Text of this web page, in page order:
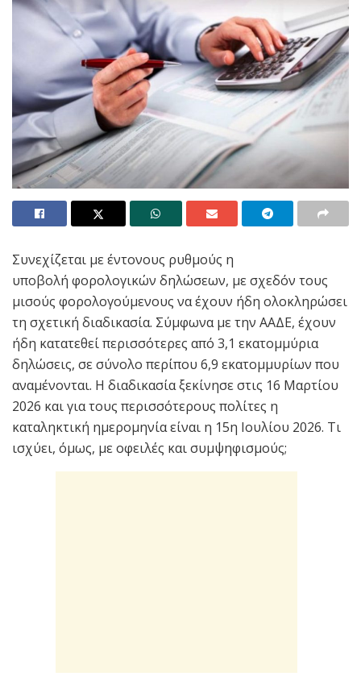
Συνεχίζεται με έντονους ρυθμούς η
υποβολή φορολογικών δηλώσεων, με σχεδόν τους
μισούς φορολογούμενους να έχουν ήδη ολοκληρώσει
τη σχετική διαδικασία. Σύμφωνα με την ΑΑΔΕ, έχουν
ήδη κατατεθεί περισσότερες από 3,1 εκατομμύρια
δηλώσεις, σε σύνολο περίπου 6,9 εκατομμυρίων που
αναμένονται. Η διαδικασία ξεκίνησε στις 16 Μαρτίου
2026 και για τους περισσότερους πολίτες η
καταληκτική ημερομηνία είναι η 15η Ιουλίου 2026. Τι
ισχύει, όμως, με οφειλές και συμψηφισμούς;